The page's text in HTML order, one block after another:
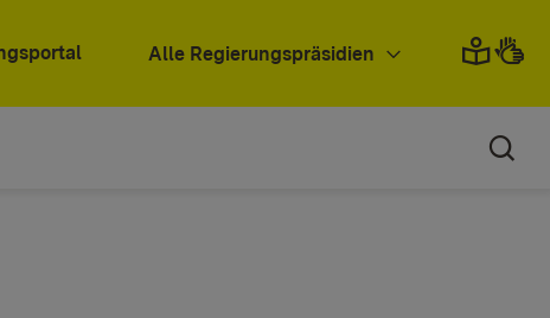
Alle Regierungspräsidien